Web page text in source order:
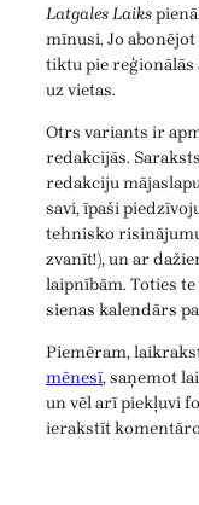
Latgales Laiks
mīnusi. Jo
tiktu pie reģionālās
uz vietas.
Otrs variants ir
redakcijās.
redakciju
savi, īpaši
tehnisko
zvanīt!), un ar
laipnībām. Toties
sienas kalendārs
Piemēram,
mēnesī, saņemot
un vēl arī piekļuvi
ierakstīt